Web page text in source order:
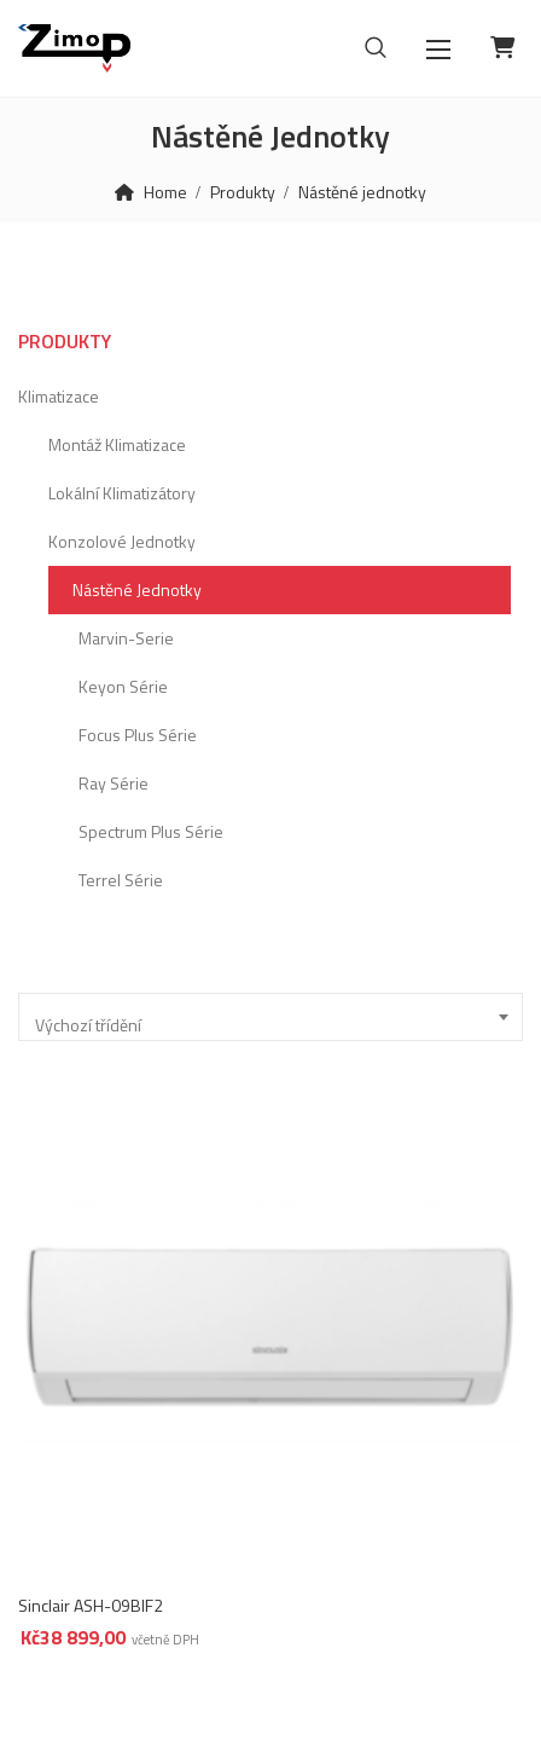
Nástěné Jednotky
Home Produkty Nástěné jednotky
PRODUKTY
Klimatizace
Montáž Klimatizace
Lokální Klimatizátory
Konzolové Jednotky
Nástěné Jednotky
Marvin-Serie
Keyon Série
Focus Plus Série
Ray Série
Spectrum Plus Série
Terrel Série
Výchozí třídění
Sinclair ASH-09BIF2
Kč38 899,00 včetně DPH